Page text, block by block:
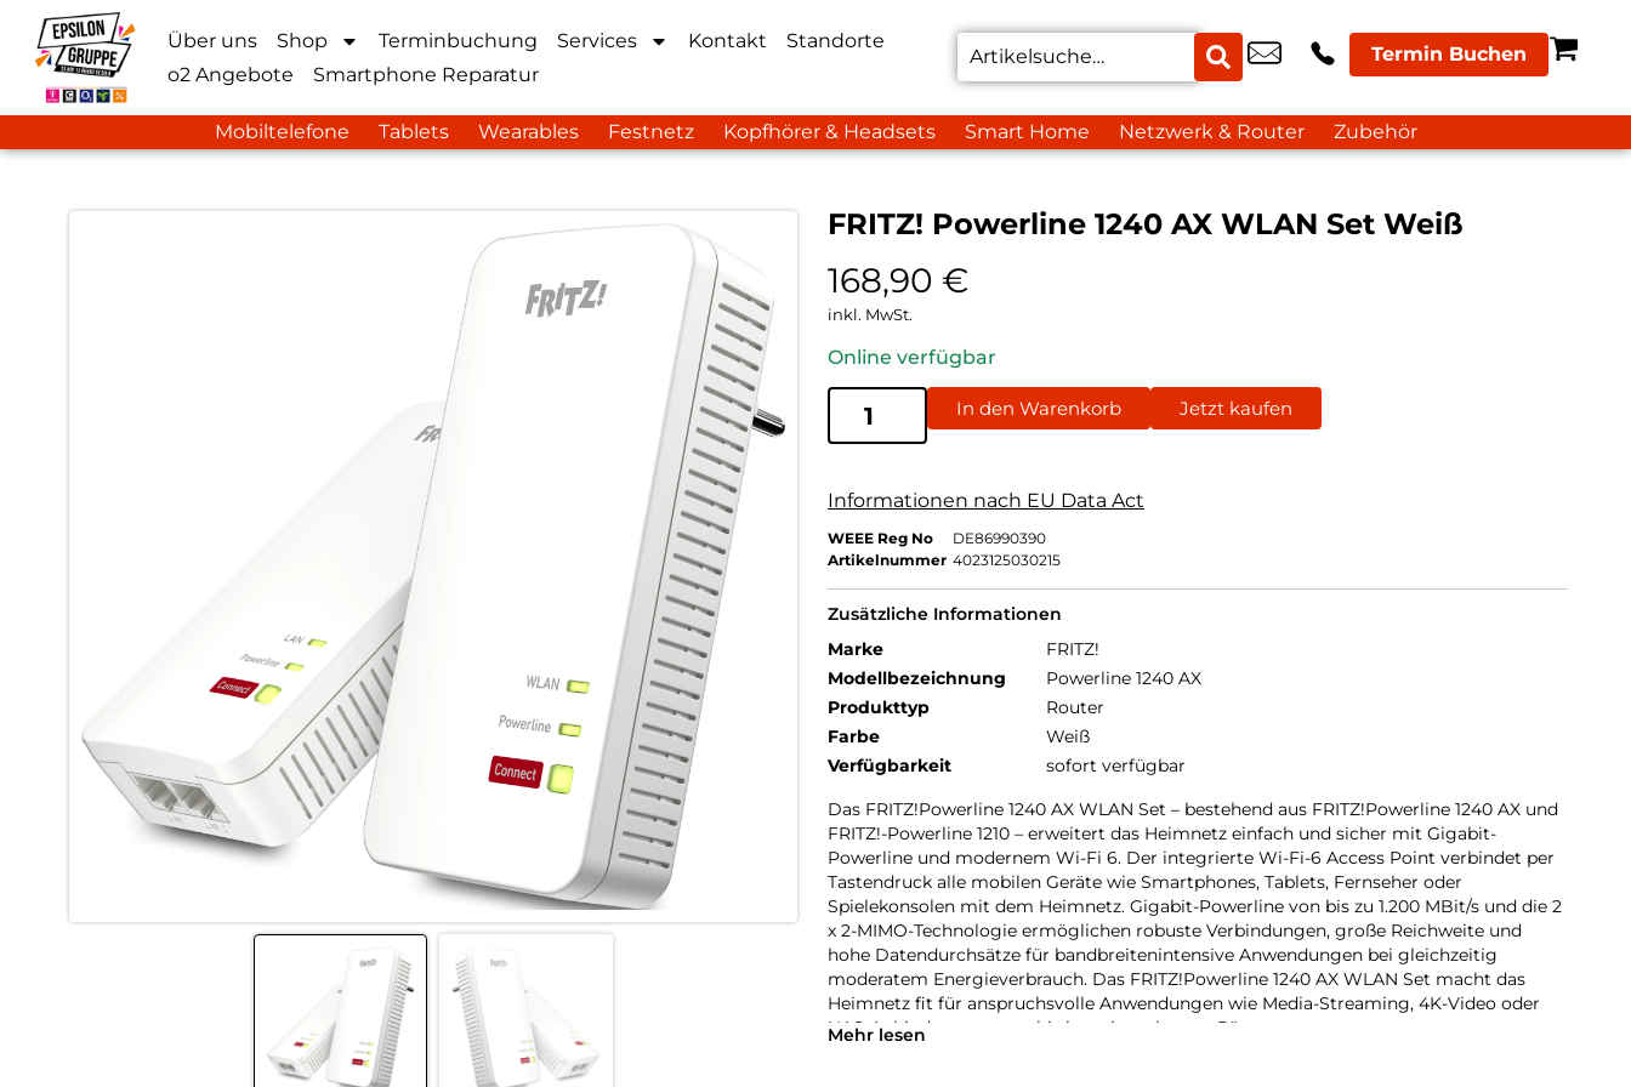
Über uns Shop Terminbuchung Services Kontakt
Standorte
o2 Angebote
Smartphone Reparatur
Termin Buchen
Mobiltelefone Tablets Wearables Festnetz Kopfhörer & Headsets Smart Home Netzwerk & Router Zubehör
FRITZ! Powerline 1240 AX WLAN Set Weiß
168,90 €
inkl. MwSt.
Online verfügbar
In den Warenkorb Jetzt kaufen
Informationen nach EU Data Act
WEEE Reg No
DE86990390
Artikelnummer 4023125030215
Zusätzliche Informationen
Marke
FRITZ!
Modellbezeichnung
Powerline 1240 AX
Produkttyp
Router
Farbe
Weiß
Verfügbarkeit
sofort verfügbar
Das FRITZ!Powerline 1240 AX WLAN Set – bestehend aus FRITZ!Powerline 1240 AX und
FRITZ!-Powerline 1210 – erweitert das Heimnetz einfach und sicher mit Gigabit-
Powerline und modernem Wi-Fi 6. Der integrierte Wi-Fi-6 Access Point verbindet per
Tastendruck alle mobilen Geräte wie Smartphones, Tablets, Fernseher oder
Spielekonsolen mit dem Heimnetz. Gigabit-Powerline von bis zu 1.200 MBit/s und die 2
x 2-MIMO-Technologie ermöglichen robuste Verbindungen, große Reichweite und
hohe Datendurchsätze für bandbreitenintensive Anwendungen bei gleichzeitig
moderatem Energieverbrauch. Das FRITZ!Powerline 1240 AX WLAN Set macht das
Heimnetz fit für anspruchsvolle Anwendungen wie Media-Streaming, 4K-Video oder
NAS-Anbindung – sogar bis in weit entlegene Räume.
Mehr lesen